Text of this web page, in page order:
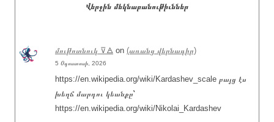
Վերջին մեկնաբանութիւններ
մութոտնուկ ⊽🜁 on (առանց վերնագիր)
5 Օգոստոսի, 2026
https://en.wikipedia.org/wiki/Kardashev_scale բայց էս
խեղճ մարդու կեանքը՝
https://en.wikipedia.org/wiki/Nikolai_Kardashev